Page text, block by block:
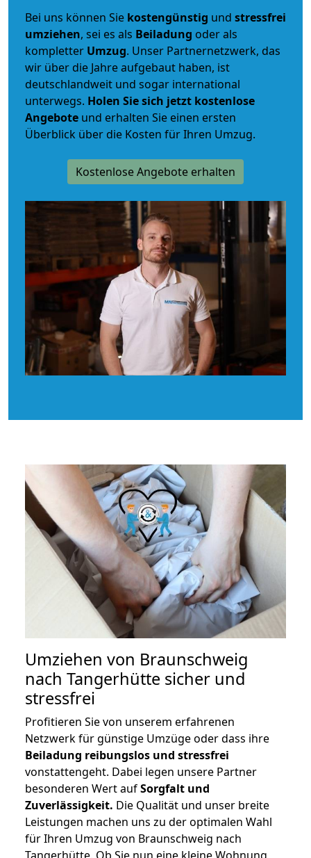
Bei uns können Sie kostengünstig und stressfrei
umziehen, sei es als Beiladung oder als
kompletter Umzug. Unser Partnernetzwerk, das
wir über die Jahre aufgebaut haben, ist
deutschlandweit und sogar international
unterwegs. Holen Sie sich jetzt kostenlose
Angebote und erhalten Sie einen ersten
Überblick über die Kosten für Ihren Umzug.
Kostenlose Angebote erhalten
Umziehen von Braunschweig
nach Tangerhütte sicher und
stressfrei
Profitieren Sie von unserem erfahrenen
Netzwerk für günstige Umzüge oder dass ihre
Beiladung reibungslos und stressfrei
vonstattengeht. Dabei legen unsere Partner
besonderen Wert aufSorgfalt und
Zuverlässigkeit. Die Qualität und unser breite
Leistungen machen uns zu der optimalen Wahl
für Ihren Umzug von Braunschweig nach